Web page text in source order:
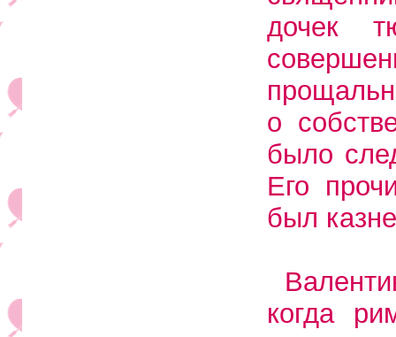
дочек
о
было
Его
был
когда